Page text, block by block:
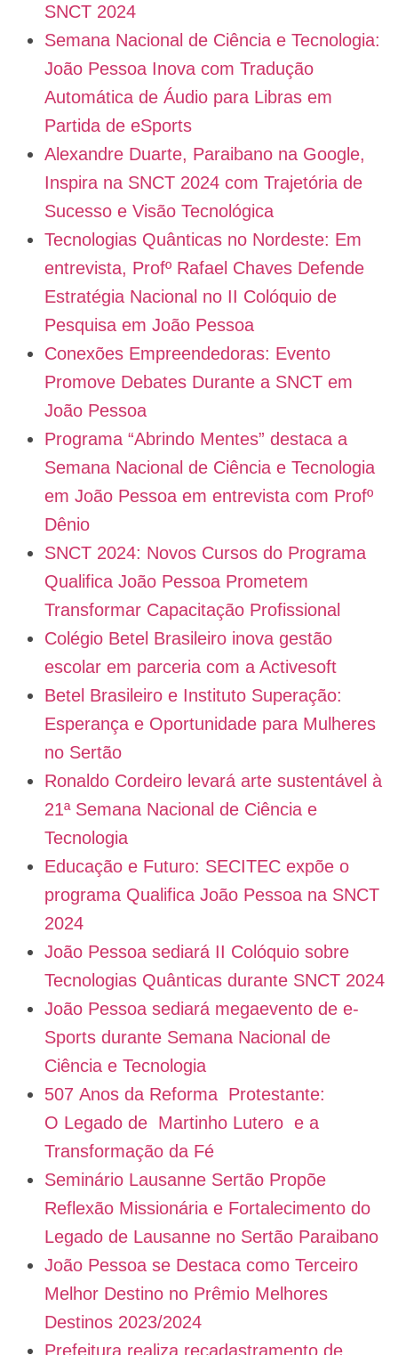
SNCT 2024
Semana Nacional de Ciência e Tecnologia:
João Pessoa Inova com Tradução
Automática de Áudio para Libras em
Partida de eSports
Alexandre Duarte, Paraibano na Google,
Inspira na SNCT 2024 com Trajetória de
Sucesso e Visão Tecnológica
Tecnologias Quânticas no Nordeste: Em
entrevista, Profº Rafael Chaves Defende
Estratégia Nacional no II Colóquio de
Pesquisa em João Pessoa
Conexões Empreendedoras: Evento
Promove Debates Durante a SNCT em
João Pessoa
Programa “Abrindo Mentes” destaca a
Semana Nacional de Ciência e Tecnologia
em João Pessoa em entrevista com Profº
Dênio
SNCT 2024: Novos Cursos do Programa
Qualifica João Pessoa Prometem
Transformar Capacitação Profissional
Colégio Betel Brasileiro inova gestão
escolar em parceria com a Activesoft
Betel Brasileiro e Instituto Superação:
Esperança e Oportunidade para Mulheres
no Sertão
Ronaldo Cordeiro levará arte sustentável à
21ª Semana Nacional de Ciência e
Tecnologia
Educação e Futuro: SECITEC expõe o
programa Qualifica João Pessoa na SNCT
2024
João Pessoa sediará II Colóquio sobre
Tecnologias Quânticas durante SNCT 2024
João Pessoa sediará megaevento de e-
Sports durante Semana Nacional de
Ciência e Tecnologia
507 Anos da Reforma Protestante:
O Legado de Martinho Lutero e a
Transformação da Fé
Seminário Lausanne Sertão Propõe
Reflexão Missionária e Fortalecimento do
Legado de Lausanne no Sertão Paraibano
João Pessoa se Destaca como Terceiro
Melhor Destino no Prêmio Melhores
Destinos 2023/2024
Prefeitura realiza recadastramento de